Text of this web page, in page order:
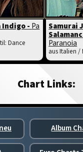
Indigo -Pa
Dance
Samurai
Paranoia
aus Italien /
Chart Links:
Album